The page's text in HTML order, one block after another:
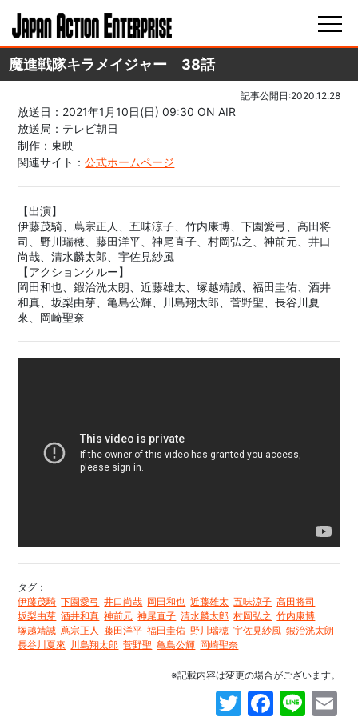
魔進戦隊キラメイジャー 38話
記事公開日:2020.12.28
放送日：2021年1月10日(日) 09:30 ON AIR
放送局：テレビ朝日
制作：東映
関連サイト：公式ホームページ
【出演】
伊藤茂騎、蔦宗正人、五味涼子、竹内康博、下園愛弓、高田将
司、野川瑞穂、藤田洋平、神尾直子、村岡弘之、神前元、井口
尚哉、清水麟太郎、宇佐見紗風
【アクションクルー】
岡田和也、鍜治洸太朗、近藤雄太、塚越靖誠、福田圭佑、酒井
和真、坂梨由芽、亀島公輝、川島翔太郎、菅野聖、長谷川夏
來、岡崎聖奈
タグ：
伊藤茂騎 下園愛弓 井口尚哉 岡田和也 近藤雄太 五味涼子 高田将司
坂梨由芽 酒井和真 神前元 神尾直子 清水麟太郎 村岡弘之 竹内康博
塚越靖誠 蔦宗正人 藤田洋平 福田圭佑 野川瑞穂 宇佐見紗風 鍜治洸太朗
長谷川夏來 川島翔太郎 菅野聖 亀島公輝 岡崎聖奈
※記載内容は変更の場合がございます。
Twitter
Line